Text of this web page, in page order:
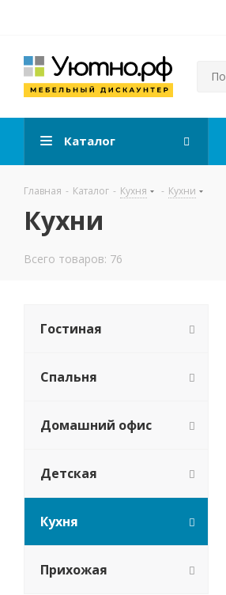
Каталог
Главная - Каталог - Кухня - Кухни
Кухни
Всего товаров: 76
Гостиная
Спальня
Домашний офис
Детская
Кухня
Прихожая